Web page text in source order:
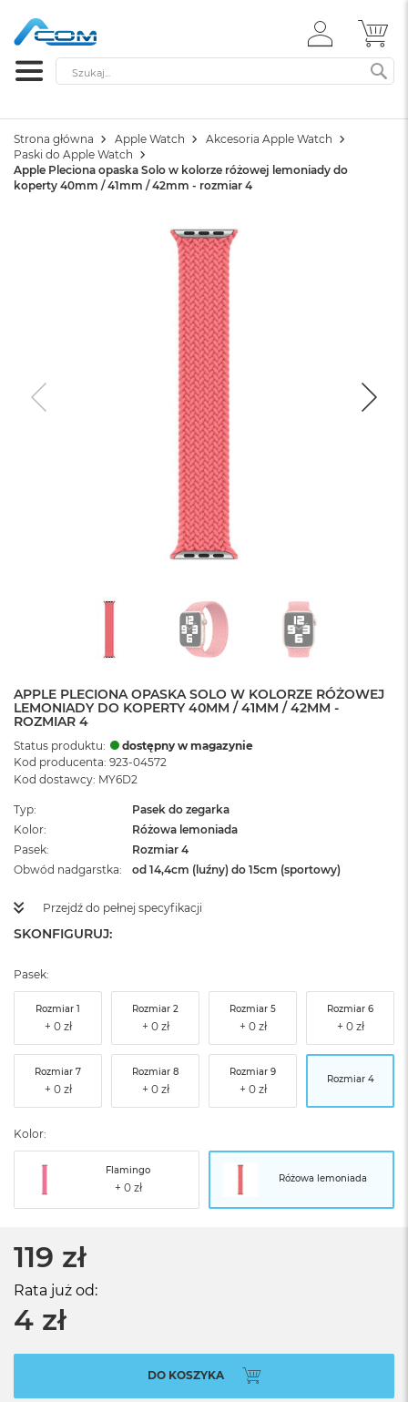
ZALOGUJ
SIĘ
Szukaj
Strona główna Apple Watch
Akcesoria Apple Watch
Paski do Apple Watch
Apple Pleciona opaska Solo w kolorze różowej lemoniady do
koperty 40mm / 41mm / 42mm - rozmiar 4
APPLE PLECIONA OPASKA SOLO W KOLORZE RÓŻOWEJ
LEMONIADY DO KOPERTY 40MM / 41MM / 42MM -
ROZMIAR 4
Status produktu:
dostępny w magazynie
Kod producenta: 923-04572
Kod dostawcy: MY6D2
Typ
Pasek do zegarka
Kolor
Różowa lemoniada
Pasek
Rozmiar 4
Obwód nadgarstka
od 14,4cm (luźny) do 15cm (sportowy)
Przejdź do pełnej specyfikacji
SKONFIGURUJ:
Pasek:
Rozmiar 1 Rozmiar 2 Rozmiar 5 Rozmiar 6
Rozmiar 7 Rozmiar 8 Rozmiar 9
Rozmiar 4
Kolor:
Flamingo
Różowa lemoniada
119 zł
Rata już od:
4 zł
DO KOSZYKA